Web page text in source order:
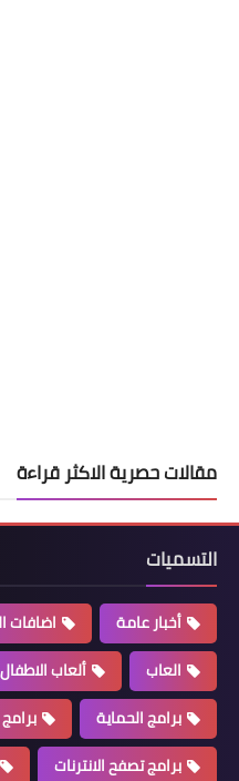
مقالات حصرية الاكثر قراءة
التسميات
أخبار عامة اضافات
العاب
ألعاب الاطفال
برامج الحماية
برامج تصفح الانترنات